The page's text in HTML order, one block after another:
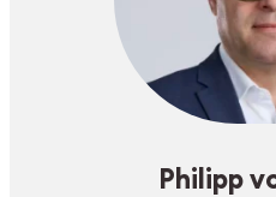
Philipp